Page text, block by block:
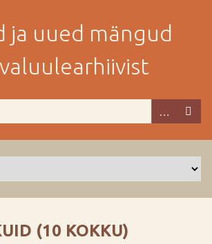
ja uued mängud
(10 KOKKU)